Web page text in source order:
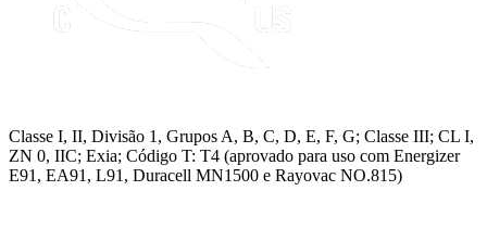
Classe I, II, Divisão 1, Grupos A, B, C, D, E, F, G; Classe III; CL I,
ZN 0, IIC; Exia; Código T: T4 (aprovado para uso com Energizer
E91, EA91, L91, Duracell MN1500 e Rayovac NO.815)